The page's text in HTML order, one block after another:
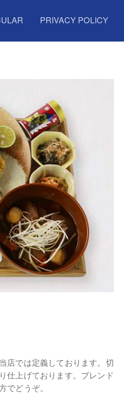
PRIVACY POLICY
店では定義しております。切
仕上げております。ブレンド
どうぞ。